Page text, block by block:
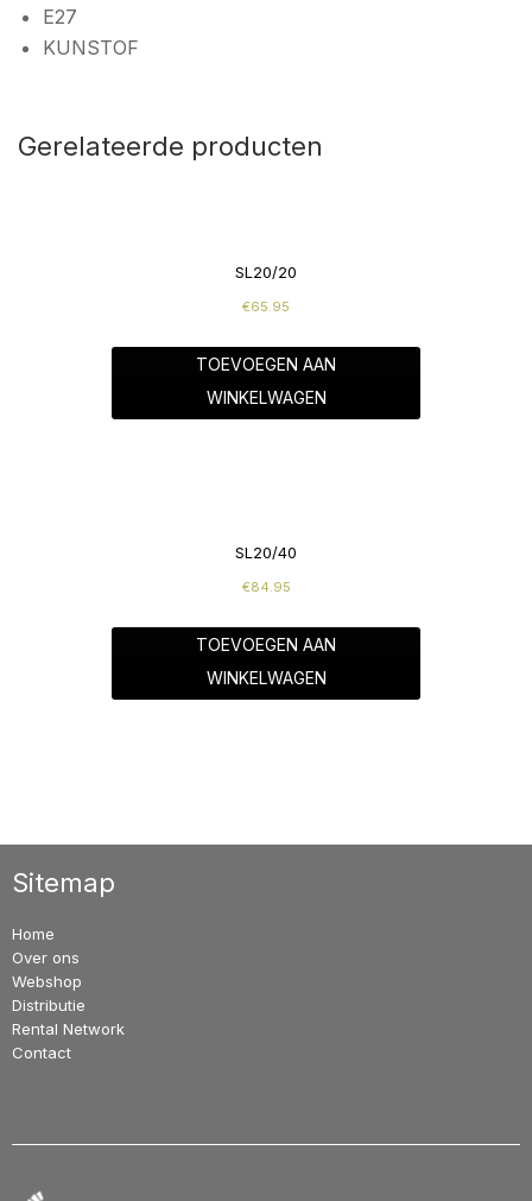
E27
KUNSTOF
Gerelateerde producten
SL20/20
€65.95
TOEVOEGEN AAN
WINKELWAGEN
SL20/40
€84.95
TOEVOEGEN AAN
WINKELWAGEN
Sitemap
Home
Over ons
Webshop
Distributie
Rental Network
Contact